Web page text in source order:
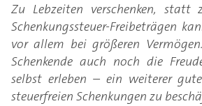
Zu Lebzeiten verschenken, statt
Schenkungssteuer-Freibeträgen
vor allem bei größeren
Schenkende auch noch die
selbst erleben – ein weiterer
steuerfreien Schenkungen zu